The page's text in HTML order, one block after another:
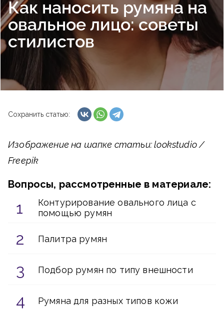
Как наносить румяна на
овальное лицо: советы
стилистов
Сохранить статью:
Изображение на шапке статьи: lookstudio /
Freepik
Вопросы, рассмотренные в материале:
Контурирование овального лица с
помощью румян
Палитра румян
Подбор румян по типу внешности
Румяна для разных типов кожи